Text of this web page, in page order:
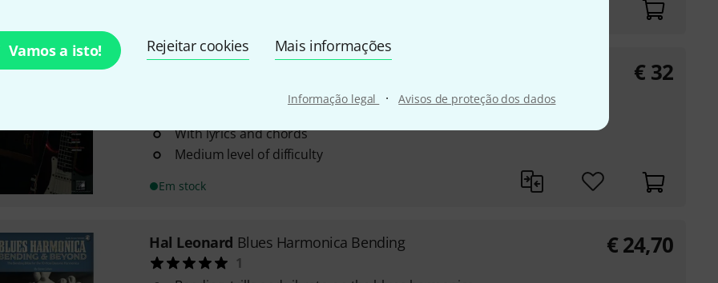
Vamos a isto! Rejeitar cookies Mais informações
Informação legal · Avisos de proteção dos dados
8 Blues classics arranged for harmonica (Blues
With lyrics and chords
Medium level of difficulty
Em stock
€ 32
Hal Leonard Blues Harmonica Bending
1
€ 24,70